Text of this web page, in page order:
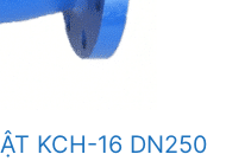
KCH-16 DN250